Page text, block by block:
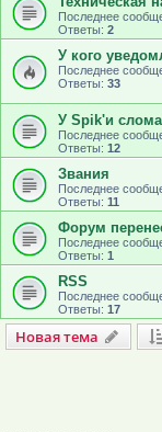
Последнее
Ответы: 2
У кого
Последнее
Ответы: 33
У Spik'и
Последнее
Ответы: 12
Звания
Последнее
Ответы: 11
Форум
Последнее
Ответы: 1
RSS
Последнее
Ответы: 17
Новая тема
Новаятема